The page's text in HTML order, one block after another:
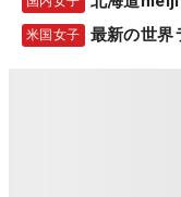
米国女子 最新の世界